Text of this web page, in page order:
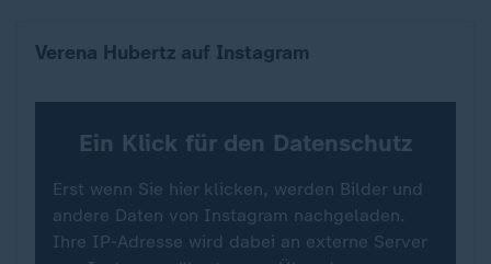
Verena Hubertz auf Instagram
Ein Klick für den Datenschutz
Erst wenn Sie hier klicken, werden Bilder und
andere Daten von Instagram nachgeladen.
Ihre IP-Adresse wird dabei an externe Server